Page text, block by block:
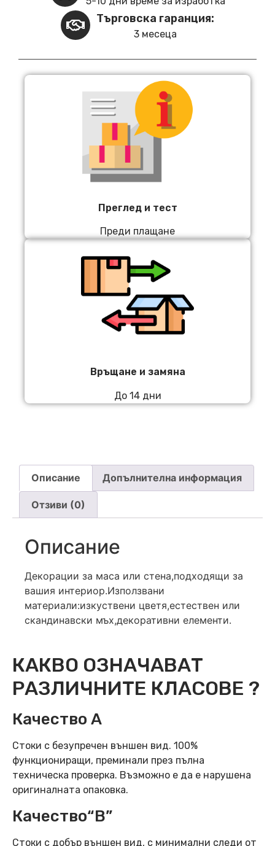
Търговска гаранция:
3 месеца
Преглед и тест
Преди плащане
Връщане и замяна
До 14 дни
Описание Допълнителна информация
Отзиви (0)
Описание
Декорации за маса или стена,подходящи за
вашия интериор.Използвани
материали:изкуствени цветя,естествен или
скандинавски мъх,декоративни елементи.
КАКВО ОЗНАЧАВАТ
РАЗЛИЧНИТЕ КЛАСОВЕ ?
Качество А
Стоки с безупречен външен вид. 100%
функциониращи, преминали през пълна
техническа проверка. Възможно е да е нарушена
оригиналната опаковка.
Качество“B”
Стоки с добър външен вид, с минимални следи от